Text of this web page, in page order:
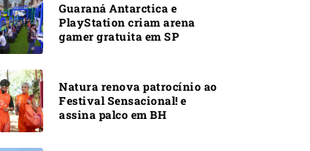
Guaraná Antarctica e
PlayStation criam arena
gamer gratuita em SP
Natura renova patrocínio ao
Festival Sensacional! e
assina palco em BH